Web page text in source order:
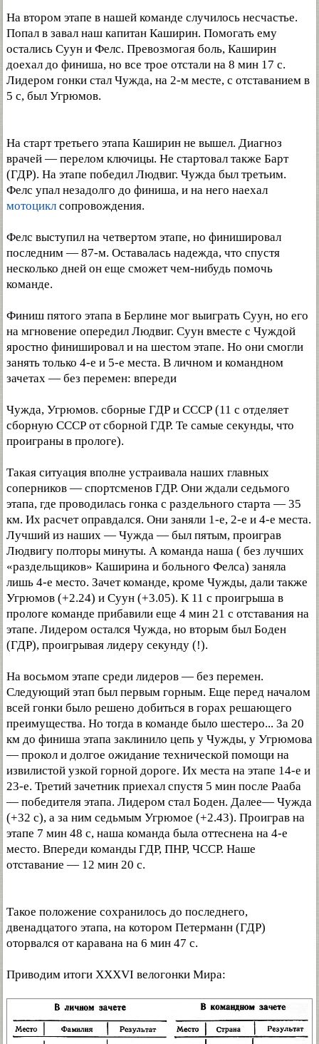
На втором этапе в нашей команде случилось несчастье.
Попал в завал наш капитан Каширин. Помогать ему
остались Суун и Фелс. Превозмогая боль, Каширин
доехал до финиша, но все трое отстали на 8 мин 17 с.
Лидером гонки стал Чужда, на 2-м месте, с отставанием в
5 с, был Угрюмов.
На старт третьего этапа Каширин не вышел. Диагноз
врачей — перелом ключицы. Не стартовал также Барт
(ГДР). На этапе победил Людвиг. Чужда был третьим.
Фелс упал незадолго до финиша, и на него наехал
мотоцикл сопровождения.
Фелс выступил на четвертом этапе, но финишировал
последним — 87-м. Оставалась надежда, что спустя
несколько дней он еще сможет чем-нибудь помочь
команде.
Финиш пятого этапа в Берлине мог выиграть Суун, но его
на мгновение опередил Людвиг. Суун вместе с Чуждой
яростно финишировал и на шестом этапе. Но они смогли
занять только 4-е и 5-е места. В личном и командном
зачетах — без перемен: впереди
Чужда, Угрюмов. сборные ГДР и СССР (11 с отделяет
сборную СССР от сборной ГДР. Те самые секунды, что
проиграны в прологе).
Такая ситуация вполне устраивала наших главных
соперников — спортсменов ГДР. Они ждали седьмого
этапа, где проводилась гонка с раздельного старта — 35
км. Их расчет оправдался. Они заняли 1-е, 2-е и 4-е места.
Лучший из наших — Чужда — был пятым, проиграв
Людвигу полторы минуты. А команда наша ( без лучших
«раздельщиков» Каширина и больного Фелса) заняла
лишь 4-е место. Зачет команде, кроме Чужды, дали также
Угрюмов (+2.24) и Суун (+3.05). К 11 с проигрыша в
прологе команде прибавили еще 4 мин 21 с отставания на
этапе. Лидером остался Чужда, но вторым был Боден
(ГДР), проигрывая лидеру секунду (!).
На восьмом этапе среди лидеров — без перемен.
Следующий этап был первым горным. Еще перед началом
всей гонки было решено добиться в горах решающего
преимущества. Но тогда в команде было шестеро... За 20
км до финиша этапа заклинило цепь у Чужды, у Угрюмова
— прокол и долгое ожидание технической помощи на
извилистой узкой горной дороге. Их места на этапе 14-е и
23-е. Третий зачетник приехал спустя 5 мин после Рааба
— победителя этапа. Лидером стал Боден. Далее— Чужда
(+32 с), а за ним седьмым Угрюмое (+2.43). Проиграв на
этапе 7 мин 48 с, наша команда была оттеснена на 4-е
место. Впереди команды ГДР, ПНР, ЧССР. Наше
отставание — 12 мин 20 с.
Такое положение сохранилось до последнего,
двенадцатого этапа, на котором Петерманн (ГДР)
оторвался от каравана на 6 мин 47 с.
Приводим итоги XXXVI велогонки Мира: